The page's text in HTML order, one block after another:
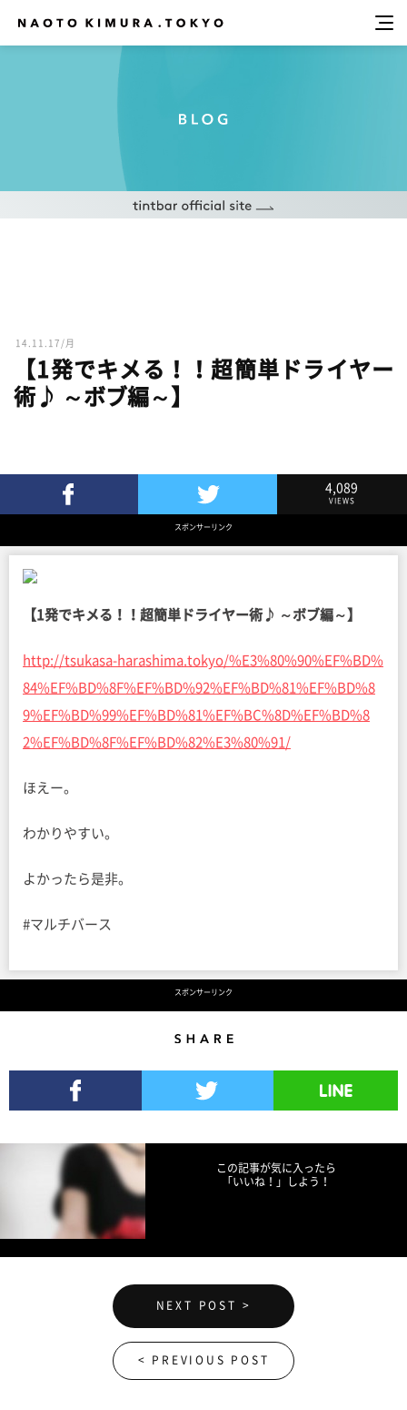
14.11.17/月
【1発でキメる！！超簡単ドライヤー
術♪ ～ボブ編～】
Twitterでツイート
4,089
VIEWS
スポンサーリンク
【1発でキメる！！超簡単ドライヤー術♪ ～ボブ編～】
http://tsukasa-harashima.tokyo/%E3%80%90%EF%BD%
84%EF%BD%8F%EF%BD%92%EF%BD%81%EF%BD%8
9%EF%BD%99%EF%BD%81%EF%BC%8D%EF%BD%8
2%EF%BD%8F%EF%BD%82%E3%80%91/
ほえー。
わかりやすい。
よかったら是非。
#マルチバース
スポンサーリンク
この記事が気に入ったら
「いいね！」しよう！
NEXT POST >
< PREVIOUS POST